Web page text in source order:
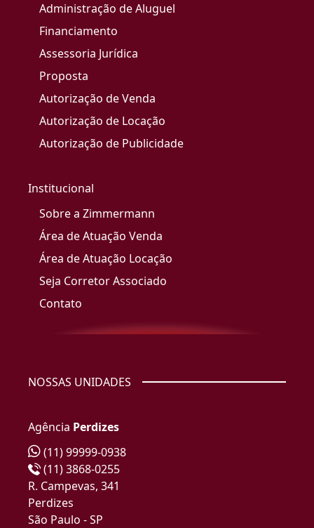
Administração de Aluguel
Financiamento
Assessoria Jurídica
Proposta
Autorização de Venda
Autorização de Locação
Autorização de Publicidade
Institucional
Sobre a Zimmermann
Área de Atuação Venda
Área de Atuação Locação
Seja Corretor Associado
Contato
NOSSAS UNIDADES
Agência Perdizes
(11) 99999-0938
(11) 3868-0255
R. Campevas, 341
Perdizes
São Paulo - SP